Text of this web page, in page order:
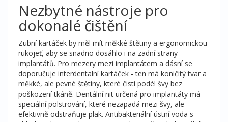
Nezbytné nástroje pro
dokonalé čištění
Zubní kartáček by měl mít měkké štětiny a ergonomickou
rukojeť, aby se snadno dosáhlo i na zadní strany
implantátů. Pro mezery mezi implantátem a dásní se
doporučuje interdentalní kartáček - ten má koničitý tvar a
měkké, ale pevné štětiny, které čistí podél švy bez
poškození tkáně. Dentální nit určená pro implantáty má
speciální polstrování, které nezapadá mezi švy, ale
efektivně odstraňuje plak. Antibakteriální ústní voda s